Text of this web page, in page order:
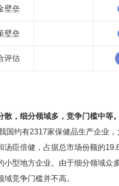
壁垒
壁垒
评估
散，细分领域多，竞争门槛中等
国约有2317家保健品生产企业
汤臣倍健，占据总市场份额的
小型地方企业。由于细分领域
竞争门槛并不高。